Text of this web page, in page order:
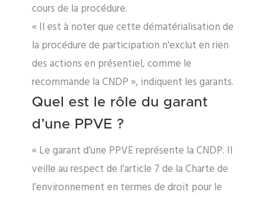
cours de la procédure.
« Il est à noter que cette dématérialisation de
la procédure de participation n'exclut en rien
des actions en présentiel, comme le
recommande la CNDP », indiquent les garants.
Quel est le rôle du garant
d’une PPVE ?
« Le garant d’une PPVE représente la CNDP. Il
veille au respect de l’article 7 de la Charte de
l’environnement en termes de droit pour le